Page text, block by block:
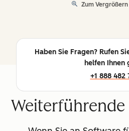
Zum
Haben Sie Fragen? Rufen
helfen Ihnen
+1 888 482
Weiterführende